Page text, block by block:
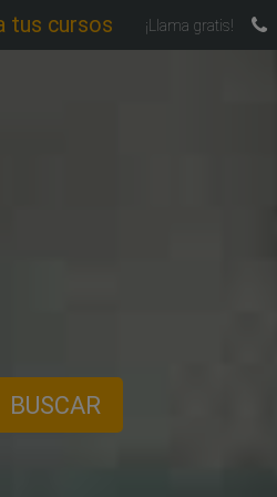
tus cursos ¡Llama gratis!
BUSCAR